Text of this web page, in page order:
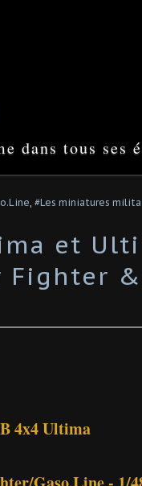
dans tous ses
, #Les miniatures
et
Fighter &
4x4 Ultima